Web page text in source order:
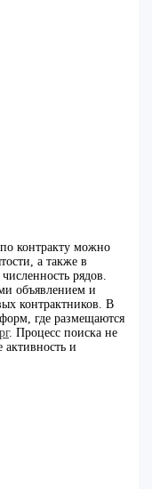
контракту можно
а также в
рядов.
объявлением и
контрактников. В
где размещаются
. Процесс поиска не
и